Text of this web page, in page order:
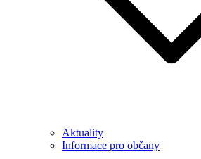
Aktuality
Informace pro občany